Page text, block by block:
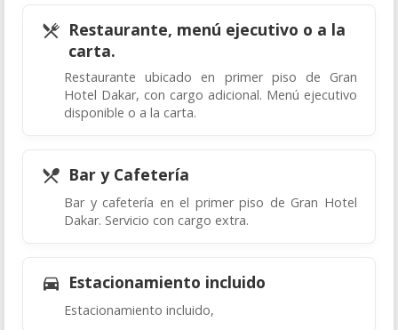
Restaurante, menú ejecutivo o a la
carta.
Restaurante ubicado en primer piso de Gran
Hotel Dakar, con cargo adicional. Menú ejecutivo
disponible o a la carta.
Bar y Cafetería
Bar y cafetería en el primer piso de Gran Hotel
Dakar. Servicio con cargo extra.
Estacionamiento incluido
Estacionamiento incluido,